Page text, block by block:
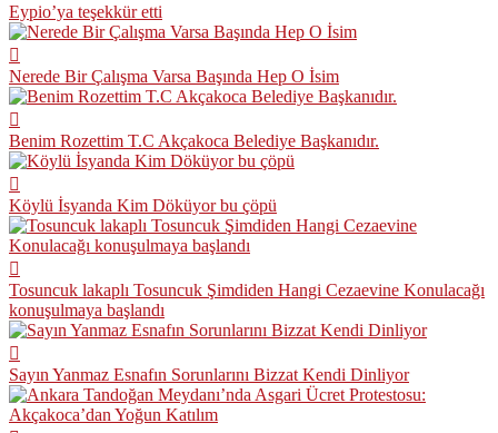
Eypio’ya teşekkür etti
Nerede Bir Çalışma Varsa Başında Hep O İsim
Benim Rozettim T.C Akçakoca Belediye Başkanıdır.
Köylü İsyanda Kim Döküyor bu çöpü
Tosuncuk lakaplı Tosuncuk Şimdiden Hangi Cezaevine Konulacağı
konuşulmaya başlandı
Sayın Yanmaz Esnafın Sorunlarını Bizzat Kendi Dinliyor